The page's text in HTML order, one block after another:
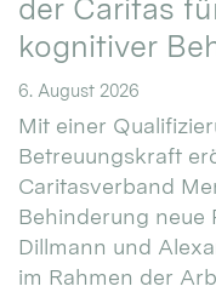
der Caritas
kognitiver
6. August 2026
Mit einer
Betreuungskraft
Caritasverband
Behinderung neue
Dillmann und
im Rahmen der